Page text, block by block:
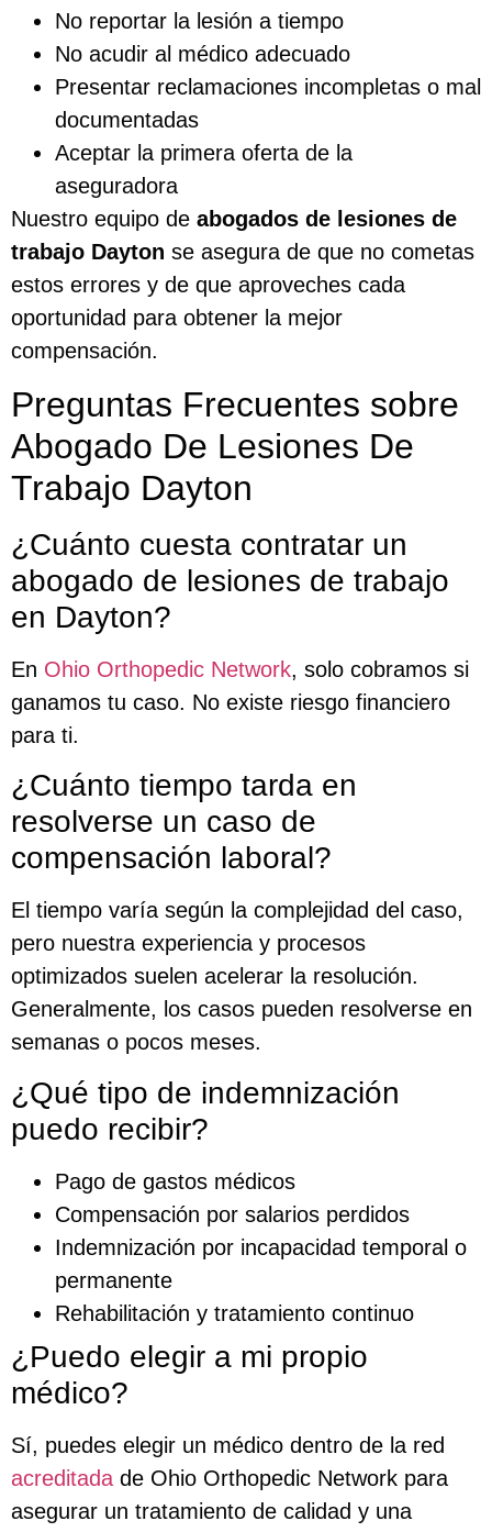
No reportar la lesión a tiempo
No acudir al médico adecuado
Presentar reclamaciones incompletas o mal
documentadas
Aceptar la primera oferta de la
aseguradora
Nuestro equipo de abogados de lesiones de
trabajo Dayton se asegura de que no cometas
estos errores y de que aproveches cada
oportunidad para obtener la mejor
compensación.
Preguntas Frecuentes sobre
Abogado De Lesiones De
Trabajo Dayton
¿Cuánto cuesta contratar un
abogado de lesiones de trabajo
en Dayton?
En Ohio Orthopedic Network, solo cobramos si
ganamos tu caso. No existe riesgo financiero
para ti.
¿Cuánto tiempo tarda en
resolverse un caso de
compensación laboral?
El tiempo varía según la complejidad del caso,
pero nuestra experiencia y procesos
optimizados suelen acelerar la resolución.
Generalmente, los casos pueden resolverse en
semanas o pocos meses.
¿Qué tipo de indemnización
puedo recibir?
Pago de gastos médicos
Compensación por salarios perdidos
Indemnización por incapacidad temporal o
permanente
Rehabilitación y tratamiento continuo
¿Puedo elegir a mi propio
médico?
Sí, puedes elegir un médico dentro de la red
acreditada de Ohio Orthopedic Network para
asegurar un tratamiento de calidad y una